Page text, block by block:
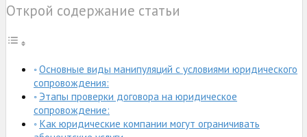
Открой содержание статьи
Основные виды манипуляций с условиями юридического
сопровождения:
Этапы проверки договора на юридическое
сопровождение:
Как юридические компании могут ограничивать